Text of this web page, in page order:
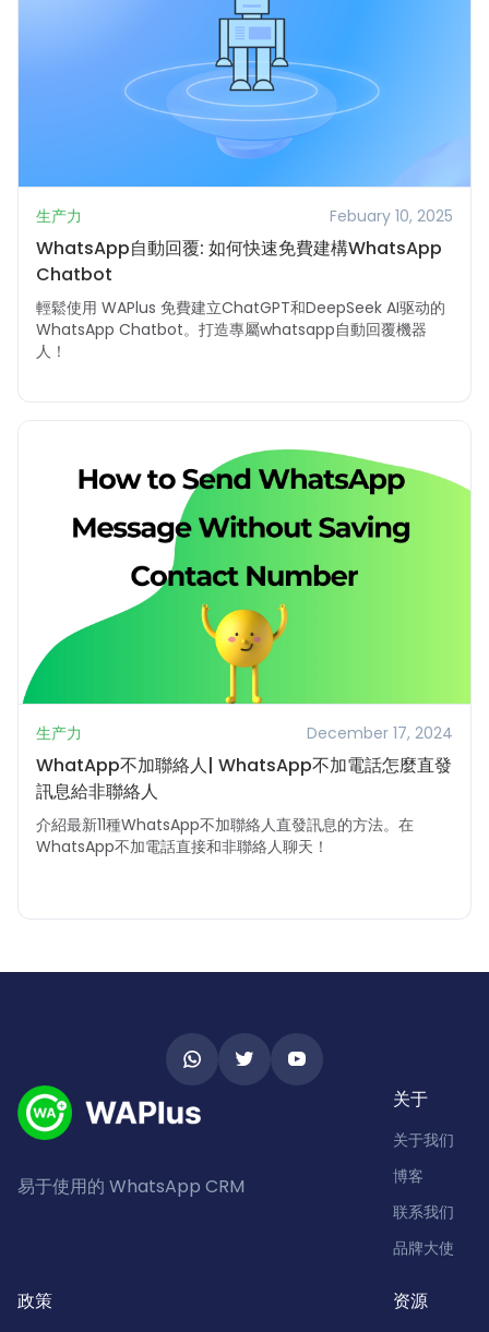
生产力 Febuary 10, 2025
WhatsApp自動回覆: 如何快速免費建構WhatsApp
Chatbot
輕鬆使用 WAPlus 免費建立ChatGPT和DeepSeek AI驱动的
WhatsApp Chatbot。打造專屬whatsapp自動回覆機器
人！
生产力 December 17, 2024
WhatApp不加聯絡人| WhatsApp不加電話怎麼直發
訊息給非聯絡人
介紹最新11種WhatsApp不加聯絡人直發訊息的方法。在
WhatsApp不加電話直接和非聯絡人聊天！
易于使用的 WhatsApp CRM
关于
关于我们
博客
联系我们
品牌大使
政策 资源